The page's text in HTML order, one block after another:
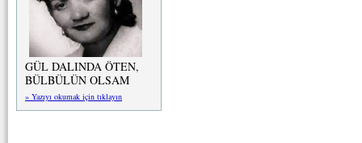
GÜL DALINDA ÖTEN,
BÜLBÜLÜN OLSAM
» Yazıyı okumak için tıklayın